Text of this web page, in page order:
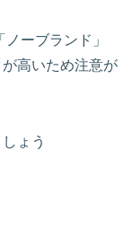
ーブランド」
高いため注意が
ょう